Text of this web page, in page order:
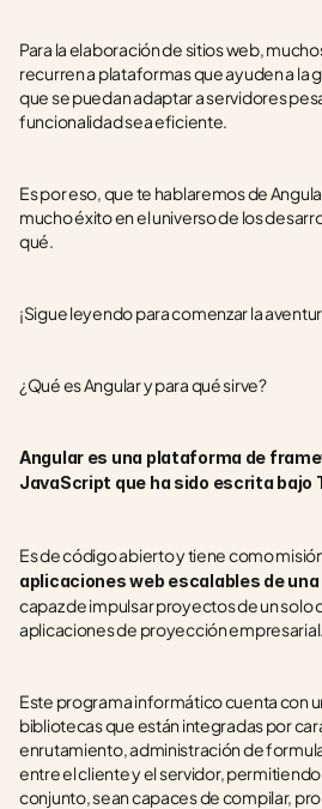
Para la elaboración de sitios web,
recurren a plataformas que ayuden a la
que se puedan adaptar a servidores
funcionalidad sea eficiente.
Es por eso, que te hablaremos de
mucho éxito en el universo de los
qué.
¡Sigue leyendo para comenzar la
¿Qué es Angular y para qué sirve?
Angular es una plataforma de
JavaScript que ha sido escrita bajo
Es de código abierto y tiene como
aplicaciones web escalables de una
capaz de impulsar proyectos de un solo
aplicaciones de proyección empresarial.
Este programa informático cuenta con
bibliotecas que están integradas por
enrutamiento, administración de
entre el cliente y el servidor,
conjunto, sean capaces de compilar,